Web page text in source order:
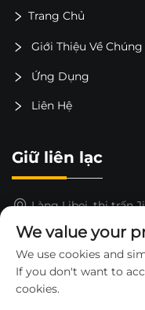
Trang Chủ
Giới Thiệu Về Chúng
Ứng Dụng
Liên Hệ
Giữ liên lạc
Làng Libei, thị trấn
15325652000
[email protected]
We value your
We use cookies and
If you don't want to
cookies.